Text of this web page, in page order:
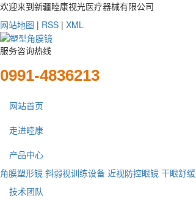
欢迎来到新疆睦康视光医疗器械有限公司
网站地图 | RSS | XML
服务咨询热线
0991-4836213
网站首页
走进睦康
产品中心
角膜塑形镜 斜弱视训练设备 近视防控眼镜 干眼舒缓
技术团队